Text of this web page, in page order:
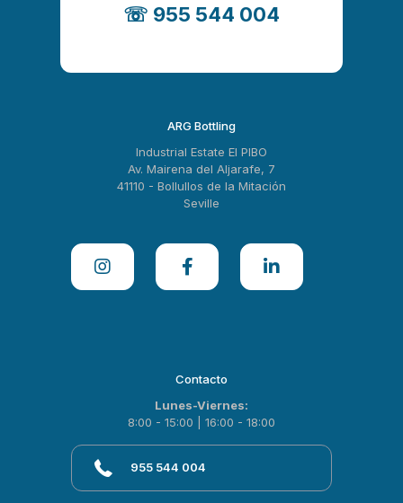
☏ 955 544 004
ARG Bottling
Industrial Estate El PIBO
Av. Mairena del Aljarafe, 7
41110 - Bollullos de la Mitación
Seville
Contacto
Lunes-Viernes:
8:00 - 15:00 | 16:00 - 18:00
955 544 004